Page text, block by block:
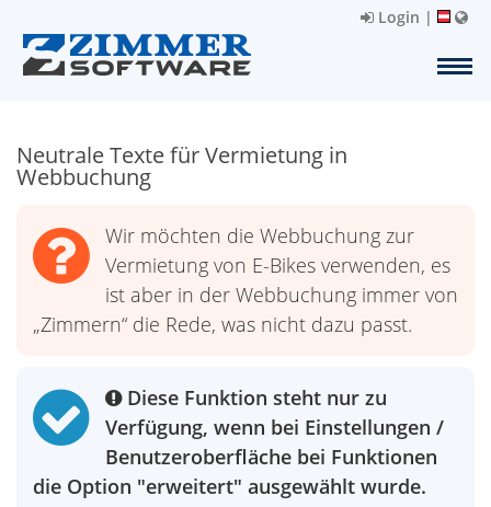
Login |
Neutrale Texte für Vermietung in
Webbuchung
Wir möchten die Webbuchung zur
Vermietung von E-Bikes verwenden, es
ist aber in der Webbuchung immer von
„Zimmern“ die Rede, was nicht dazu passt.
Diese Funktion steht nur zu
Verfügung, wenn bei Einstellungen /
Benutzeroberfläche bei Funktionen
die Option "erweitert" ausgewählt wurde.